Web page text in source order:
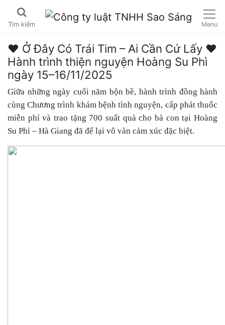
Tìm kiếm Menu
❤️ Ở Đây Có Trái Tim – Ai Cần Cứ Lấy ❤️
Hành trình thiện nguyện Hoàng Su Phì
ngày 15–16/11/2025
Giữa những ngày cuối năm bộn bề, hành trình đồng hành
cùng Chương trình khám bệnh tình nguyện, cấp phát thuốc
miễn phí và trao tặng 700 suất quà cho bà con tại Hoàng
Su Phì – Hà Giang đã để lại vô vàn cảm xúc đặc biệt.